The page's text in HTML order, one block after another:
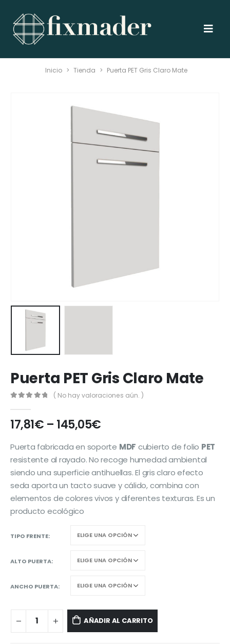
Inicio > Tienda > Puerta PET Gris Claro Mate
Puerta PET Gris Claro Mate
( No hay valoraciones aún. )
17,81€ – 145,05€
Puerta fabricada en soporte MDF cubierto de folio PET
resistente al rayado. No recoge humedad ambiental
siendo una superficie antihuellas. El gris claro efecto
seda aporta un tacto suave y cálido, combina con
elementos de colores vivos y diferentes texturas. Es un
producto ecológico
TIPO FRENTE
ALTO PUERTA
ANCHO PUERTA
AÑADIR AL CARRITO